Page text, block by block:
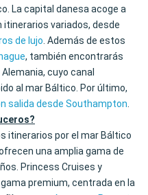
La capital danesa acoge a
variados, desde
de lujo. Además de estos
, también encontrarás
Alemania, cuyo canal
al mar Báltico. Por último,
salida desde Southampton.
itinerarios por el mar Báltico
una amplia gama de
Princess Cruises y
premium, centrada en la